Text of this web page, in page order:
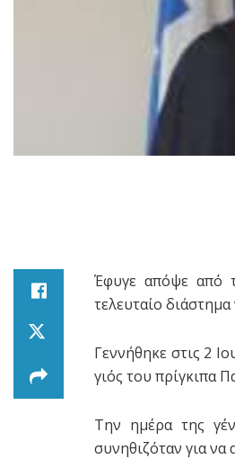
Έφυγε απόψε από
τελευταίο
Γεννήθηκε στις 2
γιός του πρίγκιπα
Την ημέρα της
συνηθιζόταν για να